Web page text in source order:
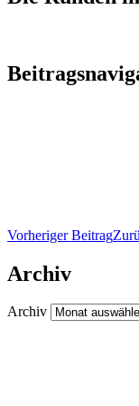
Vorheriger Beitrag
Archiv
Archiv